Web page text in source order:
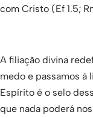
com Cristo (Ef 1.5;
A filiação divina
medo e passamos à
Espírito é o selo
que nada poderá